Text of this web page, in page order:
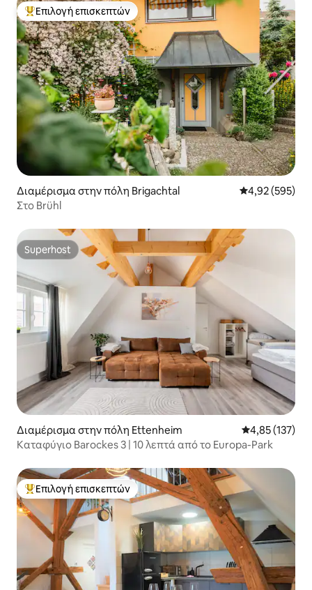
Κορυφαία επιλογή επισκεπτών
Επιλογή επισκεπτών
Διαμέρισμα στην πόλη Brigachtal Μέση
4,92 (595)
Στο Brühl
Superhost
Superhost
Διαμέρισμα στην πόλη Ettenheim Μέση
4,85 (137)
Καταφύγιο Barockes 3 | 10 λεπτά από το Europa-Park
Κορυφαία επιλογή επισκεπτών
Επιλογή επισκεπτών